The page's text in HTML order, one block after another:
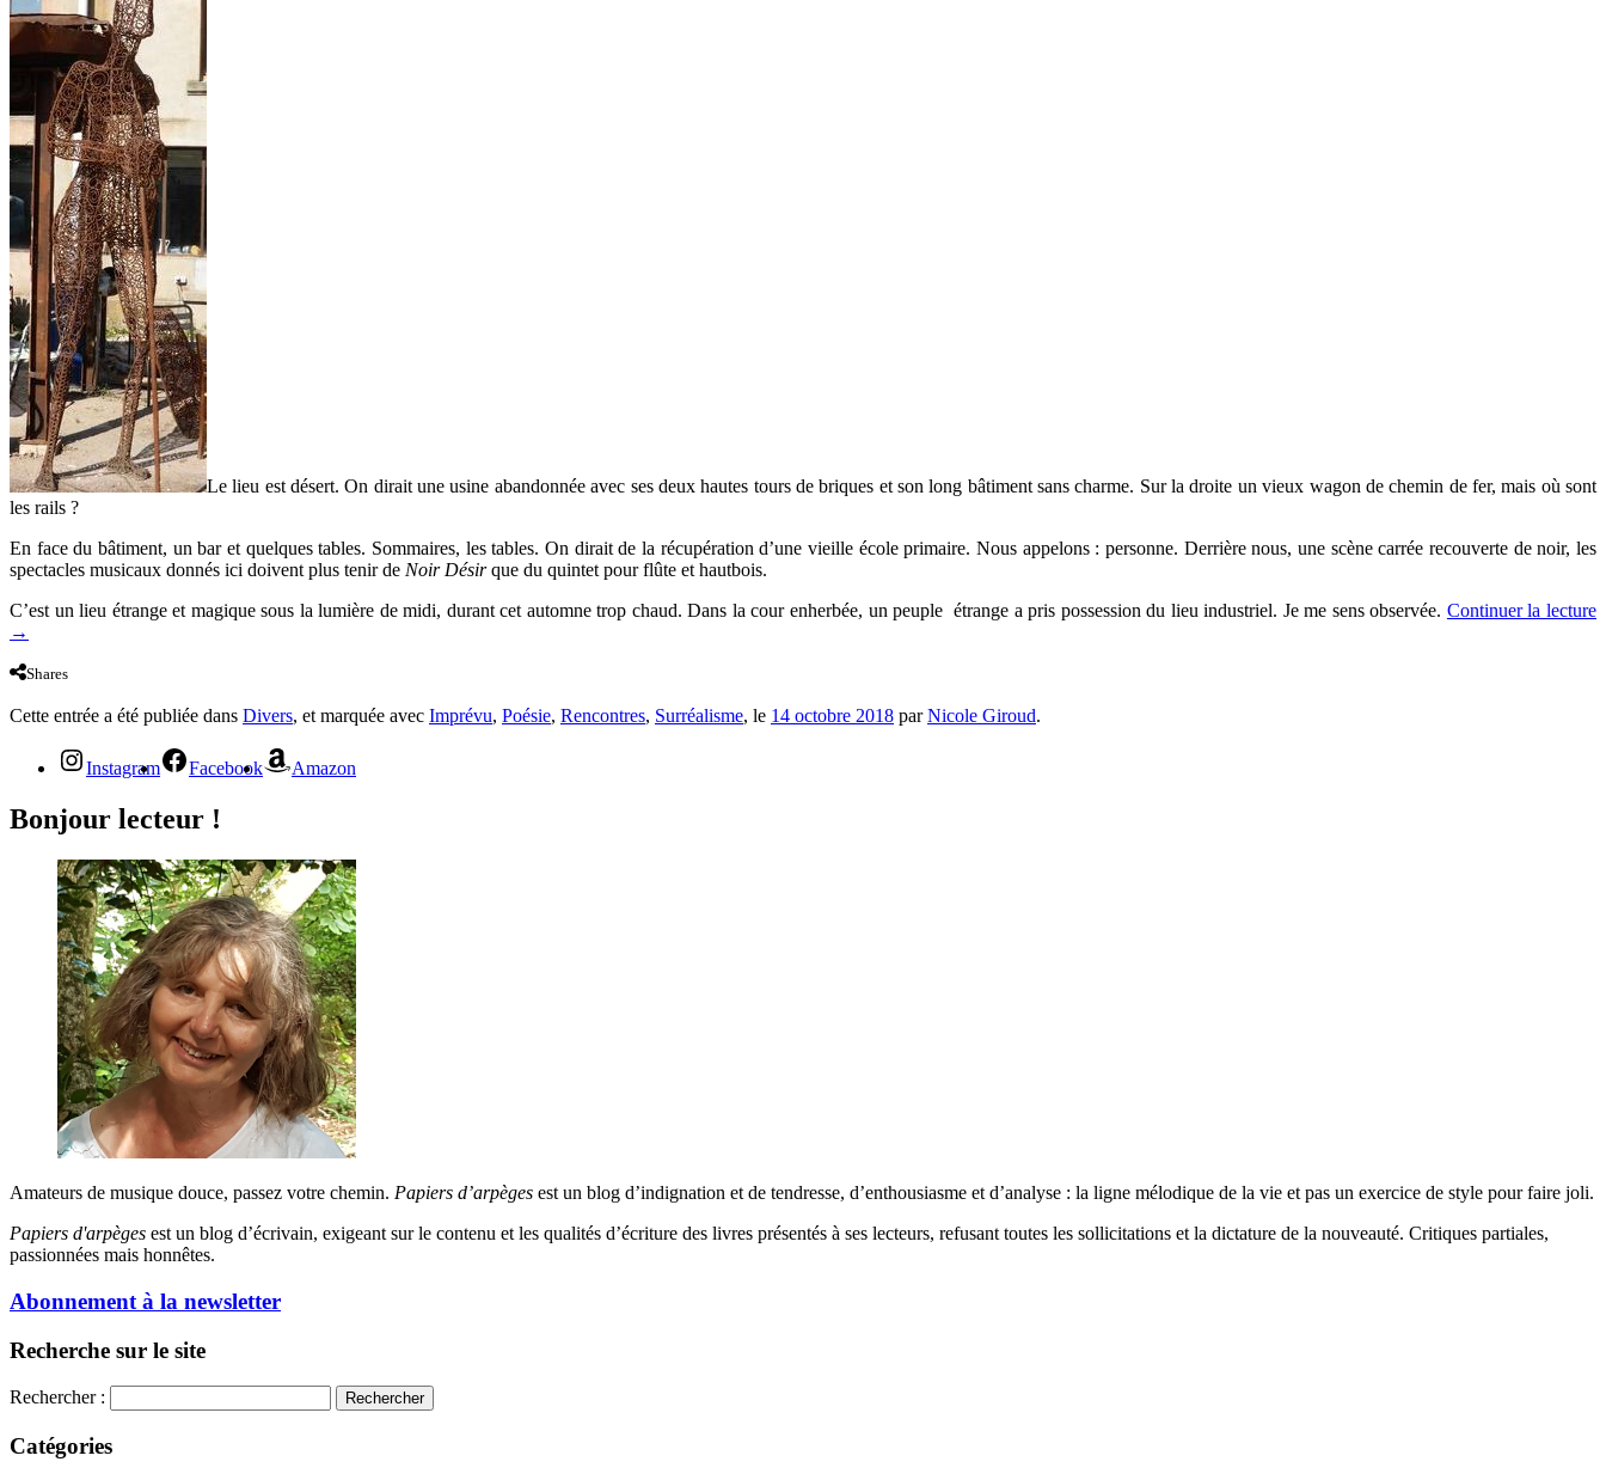
Le lieu est désert. On dirait une usine abandonnée avec ses deux hautes tours de briques et son long bâtiment sans charme. Sur la droite un vieux wagon de chemin de fer, mais où sont
les rails ?
En face du bâtiment, un bar et quelques tables. Sommaires, les tables. On dirait de la récupération d’une vieille école primaire. Nous appelons : personne. Derrière nous, une scène carrée recouverte de noir, les
spectacles musicaux donnés ici doivent plus tenir de Noir Désirque du quintet pour flûte et hautbois.
C’est un lieu étrange et magique sous la lumière de midi, durant cet automne trop chaud. Dans la cour enherbée, un peuple étrange a pris possession du lieu industriel. Je me sens observée. Continuer la lecture
→
Shares
Cette entrée a été publiée dans Divers, et marquée avec Imprévu, Poésie, Rencontres, Surréalisme, le 14 octobre 2018 parNicole Giroud.
Instagram Facebook Amazon
Bonjour lecteur !
Amateurs de musique douce, passez votre chemin. Papiers d’arpèges est un blog d’indignation et de tendresse, d’enthousiasme et d’analyse : la ligne mélodique de la vie et pas un exercice de style pour faire joli.
Papiers d'arpèges est un blog d’écrivain, exigeant sur le contenu et les qualités d’écriture des livres présentés à ses lecteurs, refusant toutes les sollicitations et la dictature de la nouveauté. Critiques partiales,
passionnées mais honnêtes.
Abonnement à la newsletter
Recherche sur le site
Rechercher :
Catégories